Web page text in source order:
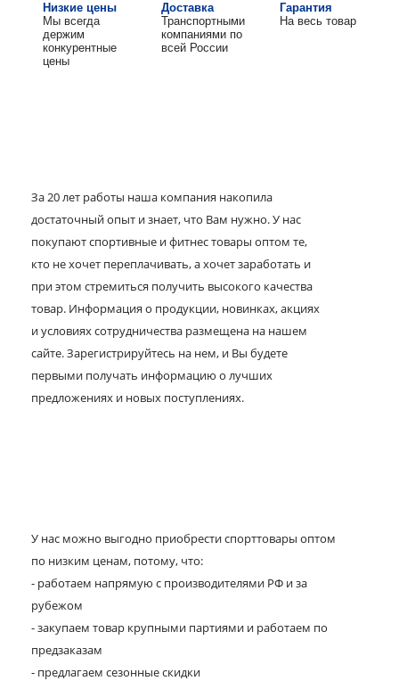
Низкие цены
Мы всегда
держим
конкурентные
цены
Доставка
Транспортными
компаниями по
всей России
Гарантия
На весь товар
За 20 лет работы наша компания накопила
достаточный опыт и знает, что Вам нужно. У нас
покупают спортивные и фитнес товары оптом те,
кто не хочет переплачивать, а хочет заработать и
при этом стремиться получить высокого качества
товар. Информация о продукции, новинках, акциях
и условиях сотрудничества размещена на нашем
сайте. Зарегистрируйтесь на нем, и Вы будете
первыми получать информацию о лучших
предложениях и новых поступлениях.
У нас можно выгодно приобрести спорттовары оптом
по низким ценам, потому, что:
- работаем напрямую с производителями РФ и за
рубежом
- закупаем товар крупными партиями и работаем по
предзаказам
- предлагаем сезонные скидки